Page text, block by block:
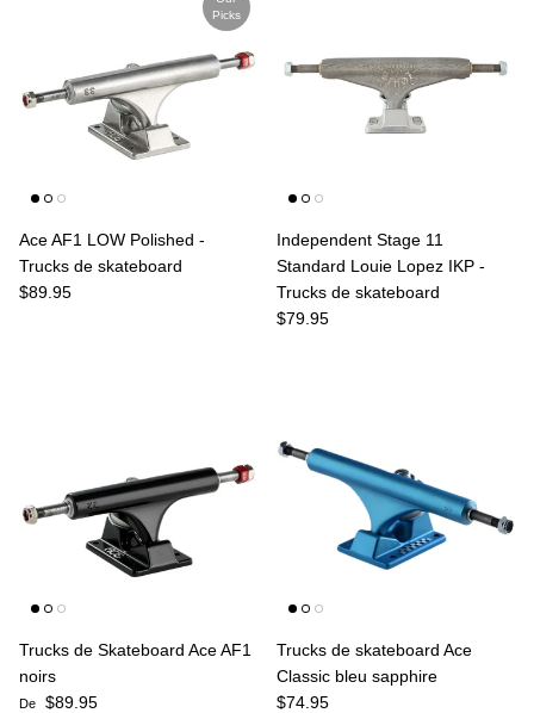
Picks
Ace AF1 LOW Polished -
Trucks de skateboard
Prix habituel
$89.95
Independent Stage 11
Standard Louie Lopez IKP -
Trucks de skateboard
Prix habituel
$79.95
Trucks de Skateboard Ace AF1
noirs
Prix habituel
De $89.95
Trucks de skateboard Ace
Classic bleu sapphire
Prix habituel
$74.95